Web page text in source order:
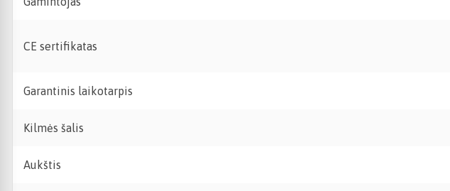
CE sertifikatas
Garantinis laikotarpis
Kilmės šalis
Aukštis